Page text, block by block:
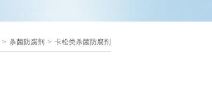
> 杀菌防腐剂 > 卡松类杀菌防腐剂